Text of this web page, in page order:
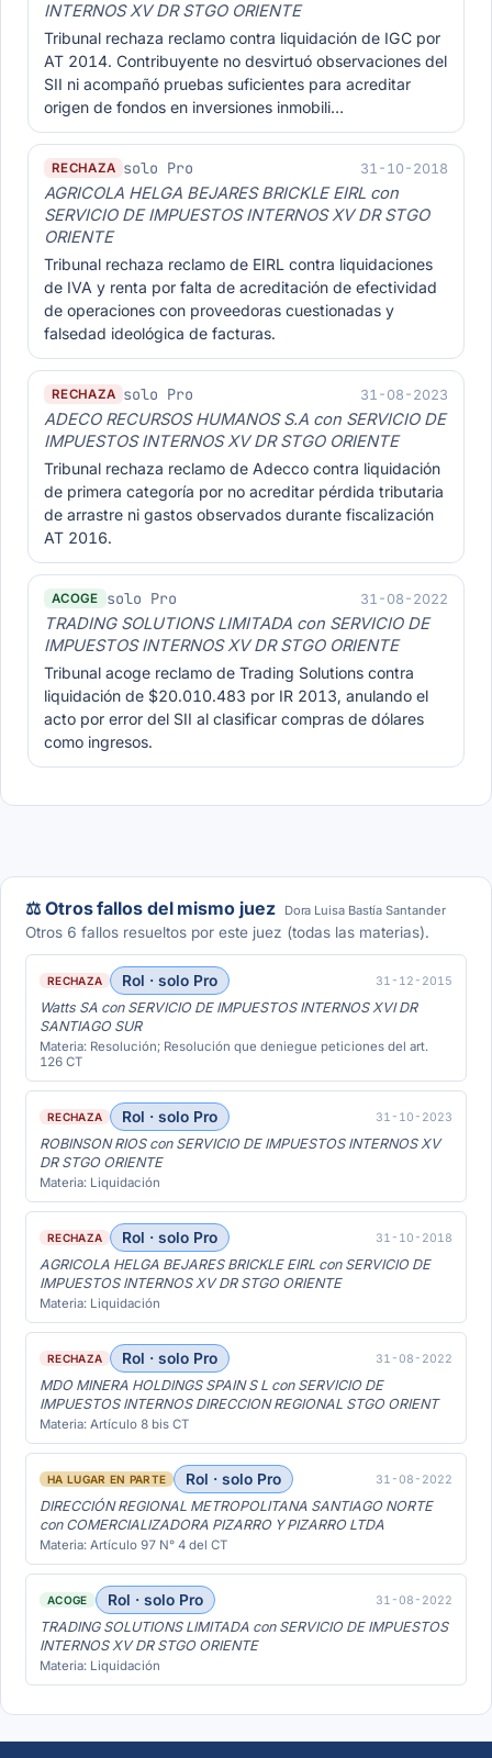
INTERNOS XV DR STGO ORIENTE
Tribunal rechaza reclamo contra liquidación de IGC por
AT 2014. Contribuyente no desvirtuó observaciones del
SII ni acompañó pruebas suficientes para acreditar
origen de fondos en inversiones inmobili…
RECHAZA solo Pro 31-10-2018
AGRICOLA HELGA BEJARES BRICKLE EIRL con
SERVICIO DE IMPUESTOS INTERNOS XV DR STGO
ORIENTE
Tribunal rechaza reclamo de EIRL contra liquidaciones
de IVA y renta por falta de acreditación de efectividad
de operaciones con proveedoras cuestionadas y
falsedad ideológica de facturas.
RECHAZA solo Pro 31-08-2023
ADECO RECURSOS HUMANOS S.A con SERVICIO DE
IMPUESTOS INTERNOS XV DR STGO ORIENTE
Tribunal rechaza reclamo de Adecco contra liquidación
de primera categoría por no acreditar pérdida tributaria
de arrastre ni gastos observados durante fiscalización
AT 2016.
ACOGE solo Pro 31-08-2022
TRADING SOLUTIONS LIMITADA con SERVICIO DE
IMPUESTOS INTERNOS XV DR STGO ORIENTE
Tribunal acoge reclamo de Trading Solutions contra
liquidación de $20.010.483 por IR 2013, anulando el
acto por error del SII al clasificar compras de dólares
como ingresos.
⚖️ Otros fallos del mismo juez Dora Luisa Bastía Santander
Otros 6 fallos resueltos por este juez (todas las materias).
RECHAZA Rol · solo Pro 31-12-2015
Watts SA con SERVICIO DE IMPUESTOS INTERNOS XVI DR
SANTIAGO SUR
Materia: Resolución; Resolución que deniegue peticiones del art.
126 CT
RECHAZA Rol · solo Pro 31-10-2023
ROBINSON RIOS con SERVICIO DE IMPUESTOS INTERNOS XV
DR STGO ORIENTE
Materia: Liquidación
RECHAZA Rol · solo Pro 31-10-2018
AGRICOLA HELGA BEJARES BRICKLE EIRL con SERVICIO DE
IMPUESTOS INTERNOS XV DR STGO ORIENTE
Materia: Liquidación
RECHAZA Rol · solo Pro 31-08-2022
MDO MINERA HOLDINGS SPAIN S L con SERVICIO DE
IMPUESTOS INTERNOS DIRECCION REGIONAL STGO ORIENT
Materia: Artículo 8 bis CT
HA LUGAR EN PARTE Rol · solo Pro 31-08-2022
DIRECCIÓN REGIONAL METROPOLITANA SANTIAGO NORTE
con COMERCIALIZADORA PIZARRO Y PIZARRO LTDA
Materia: Artículo 97 N° 4 del CT
ACOGE Rol · solo Pro 31-08-2022
TRADING SOLUTIONS LIMITADA con SERVICIO DE IMPUESTOS
INTERNOS XV DR STGO ORIENTE
Materia: Liquidación